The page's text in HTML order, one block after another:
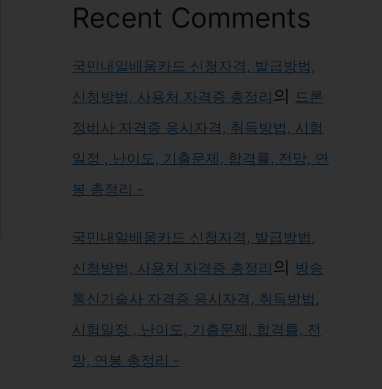
Recent Comments
국민내일배움카드 신청자격, 발급방법,
신청방법, 사용처 자격증 총정리 의 드론
정비사 자격증 응시자격, 취득방법, 시험
일정 , 난이도, 기출문제, 합격률, 전망, 연
봉 총정리 -
국민내일배움카드 신청자격, 발급방법,
신청방법, 사용처 자격증 총정리 의 방송
통신기술사 자격증 응시자격, 취득방법,
시험일정 , 난이도, 기출문제, 합격률, 전
망, 연봉 총정리 -